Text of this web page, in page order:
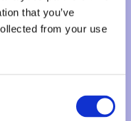
that you’ve
from your use
Dé
waar